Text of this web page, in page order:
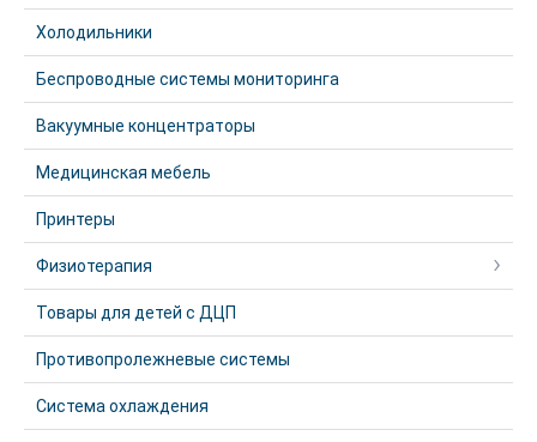
Холодильники
Беспроводные системы мониторинга
Вакуумные концентраторы
Медицинская мебель
Принтеры
Физиотерапия
Товары для детей с ДЦП
Противопролежневые системы
Система охлаждения